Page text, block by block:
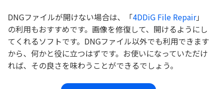
DNGファイルが開けない場合は、「4DDiG File Repair」
の利用もおすすめです。画像を修復して、開けるようにし
てくれるソフトです。DNGファイル以外でも利用できます
から、何かと役に立つはずです。お使いになっていただけ
れば、その良さを味わうことができるでしょう。